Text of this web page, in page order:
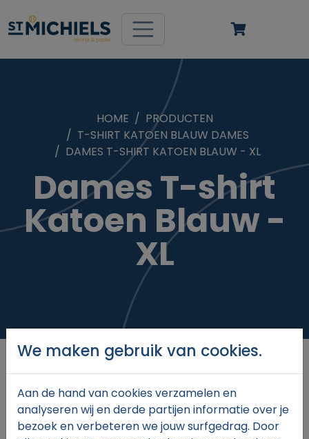
HOME
PRODUCTEN
T-SHIRT KATOEN BLAUW DAMES
DAMES T-SHIRT KATOEN BLAUW - XL
Dames T-shirt
Katoen Blauw -
XL
€27,00
We maken gebruik van cookies.
Aan de hand van cookies verzamelen en
analyseren wij en derde partijen informatie over je
bezoek en verbeteren we jouw surfgedrag. Door